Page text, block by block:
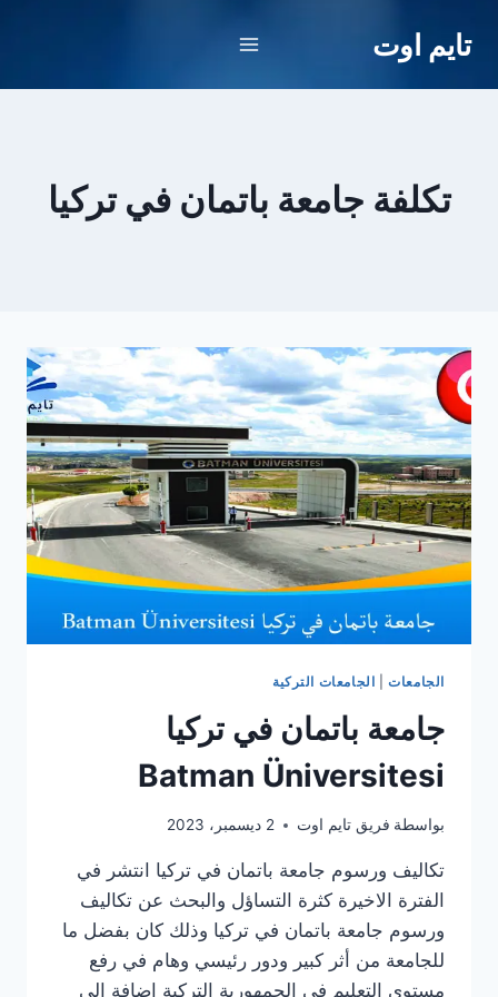
تايم اوت
تكلفة جامعة باتمان في تركيا
الجامعات| الجامعات التركية
جامعة باتمان في تركيا
Batman Üniversitesi
بواسطة فريق تايم اوت 2 ديسمبر، 2023
تكاليف ورسوم جامعة باتمان في تركيا انتشر في
الفترة الاخيرة كثرة التساؤل والبحث عن تكاليف
ورسوم جامعة باتمان في تركيا وذلك كان بفضل ما
للجامعة من أثر كبير ودور رئيسي وهام في رفع
مستوى التعليم فى الجمهورية التركية اضافة الى